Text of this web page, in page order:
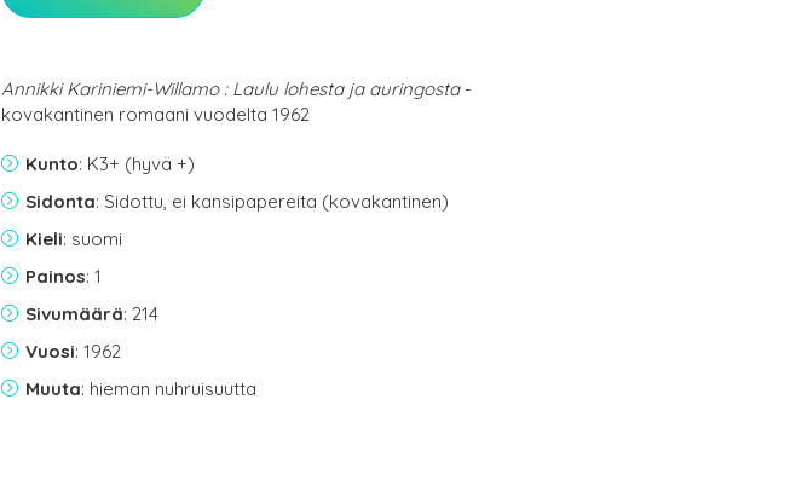
Annikki Kariniemi-Willamo : Laulu lohesta ja auringosta-
kovakantinen romaani vuodelta 1962
Kunto: K3+ (hyvä +)
Sidonta: Sidottu, ei kansipapereita (kovakantinen)
Kieli: suomi
Painos: 1
Sivumäärä: 214
Vuosi: 1962
Muuta: hieman nuhruisuutta